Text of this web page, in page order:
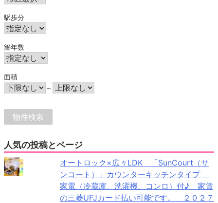
駅歩分
築年数
面積
～
人気の投稿とページ
オートロック×広々LDK 「SunCourt（サ
ンコート）」カウンターキッチンタイプ
家電（冷蔵庫、洗濯機、コンロ）付♪ 家賃
の三菱UFJカード払い可能です。 ２０２７